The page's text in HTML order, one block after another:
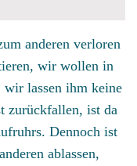
anderen verloren
wir wollen in
wir lassen ihm keine
zurückfallen, ist da
Dennoch ist
ablassen,